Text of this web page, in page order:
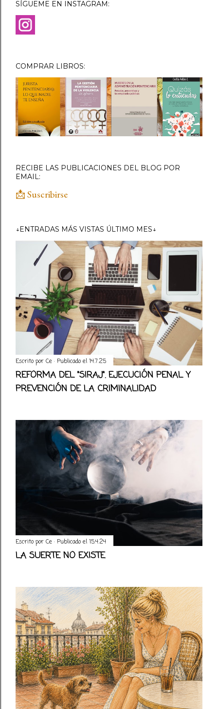
SÍGUEME EN INSTAGRAM:
COMPRAR LIBROS:
RECIBE LAS PUBLICACIONES DEL BLOG POR
EMAIL:
📩 Suscribirse
↓ENTRADAS MÁS VISTAS ÚLTIMO MES↓
Escrito por Ce Publicado el 14.7.25
REFORMA DEL "SIRAJ". EJECUCIÓN PENAL Y
PREVENCIÓN DE LA CRIMINALIDAD
Escrito por Ce Publicado el 15.4.24
LA SUERTE NO EXISTE